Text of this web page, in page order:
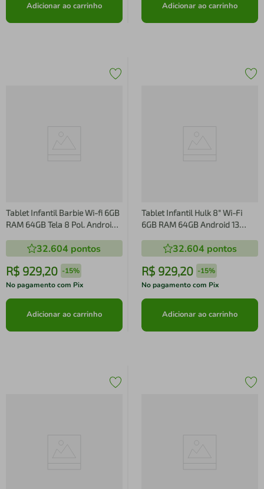
Adicionar ao carrinho Adicionar ao carrinho
Tablet Infantil Barbie Wi-fi 6GB
RAM 64GB Tela 8 Pol. Android
NB434 32.604 pontos
R$ 929,20 -15%
No pagamento com Pix
Adicionar ao carrinho
Tablet Infantil Hulk 8" Wi-Fi
6GB RAM 64GB Android 13
Bateria 4000mAh Multi -
NB441 NB441
32.604 pontos
R$ 929,20 -15%
No pagamento com Pix
Adicionar ao carrinho